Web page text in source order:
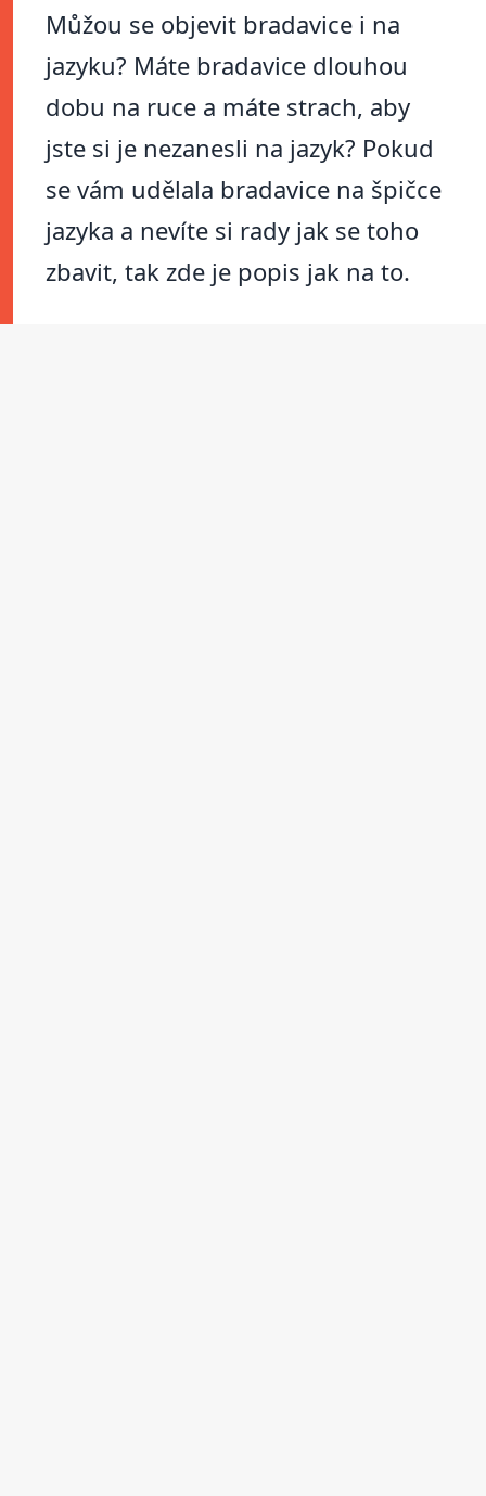
Můžou se objevit bradavice i na
jazyku? Máte bradavice dlouhou
dobu na ruce a máte strach, aby
jste si je nezanesli na jazyk? Pokud
se vám udělala bradavice na špičce
jazyka a nevíte si rady jak se toho
zbavit, tak zde je popis jak na to.